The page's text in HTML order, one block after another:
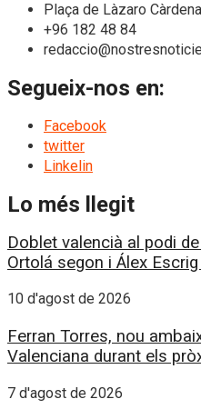
Plaça de Làzaro
+96 182 48 84
Segueix-nos en:
Facebook
twitter
Linkelin
Lo més llegit
Doblet valencià al podi
Ortolá segon i Álex
10 d'agost de 2026
Ferran Torres, nou
Valenciana durant els
7 d'agost de 2026